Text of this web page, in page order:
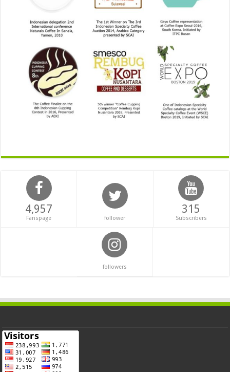
4,957
Fanspage follower
315
Subscribers
followers